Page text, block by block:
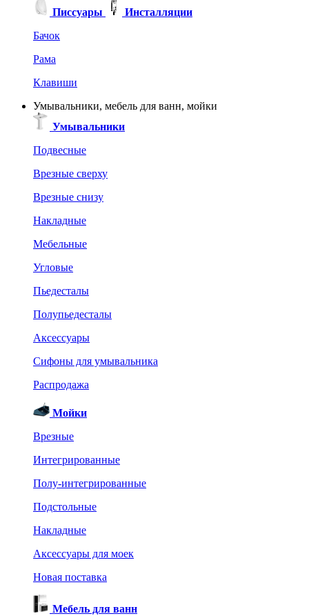
Писсуары
Инсталляции
Бачок
Рама
Клавиши
Умывальники, мебель для ванн, мойки
Умывальники
Подвесные
Врезные сверху
Врезные снизу
Накладные
Мебельные
Угловые
Пьедесталы
Полупьедесталы
Аксессуары
Сифоны для умывальника
Распродажа
Мойки
Врезные
Интегрированные
Полу-интегрированные
Подстольные
Накладные
Аксессуары для моек
Новая поставка
Мебель для ванн